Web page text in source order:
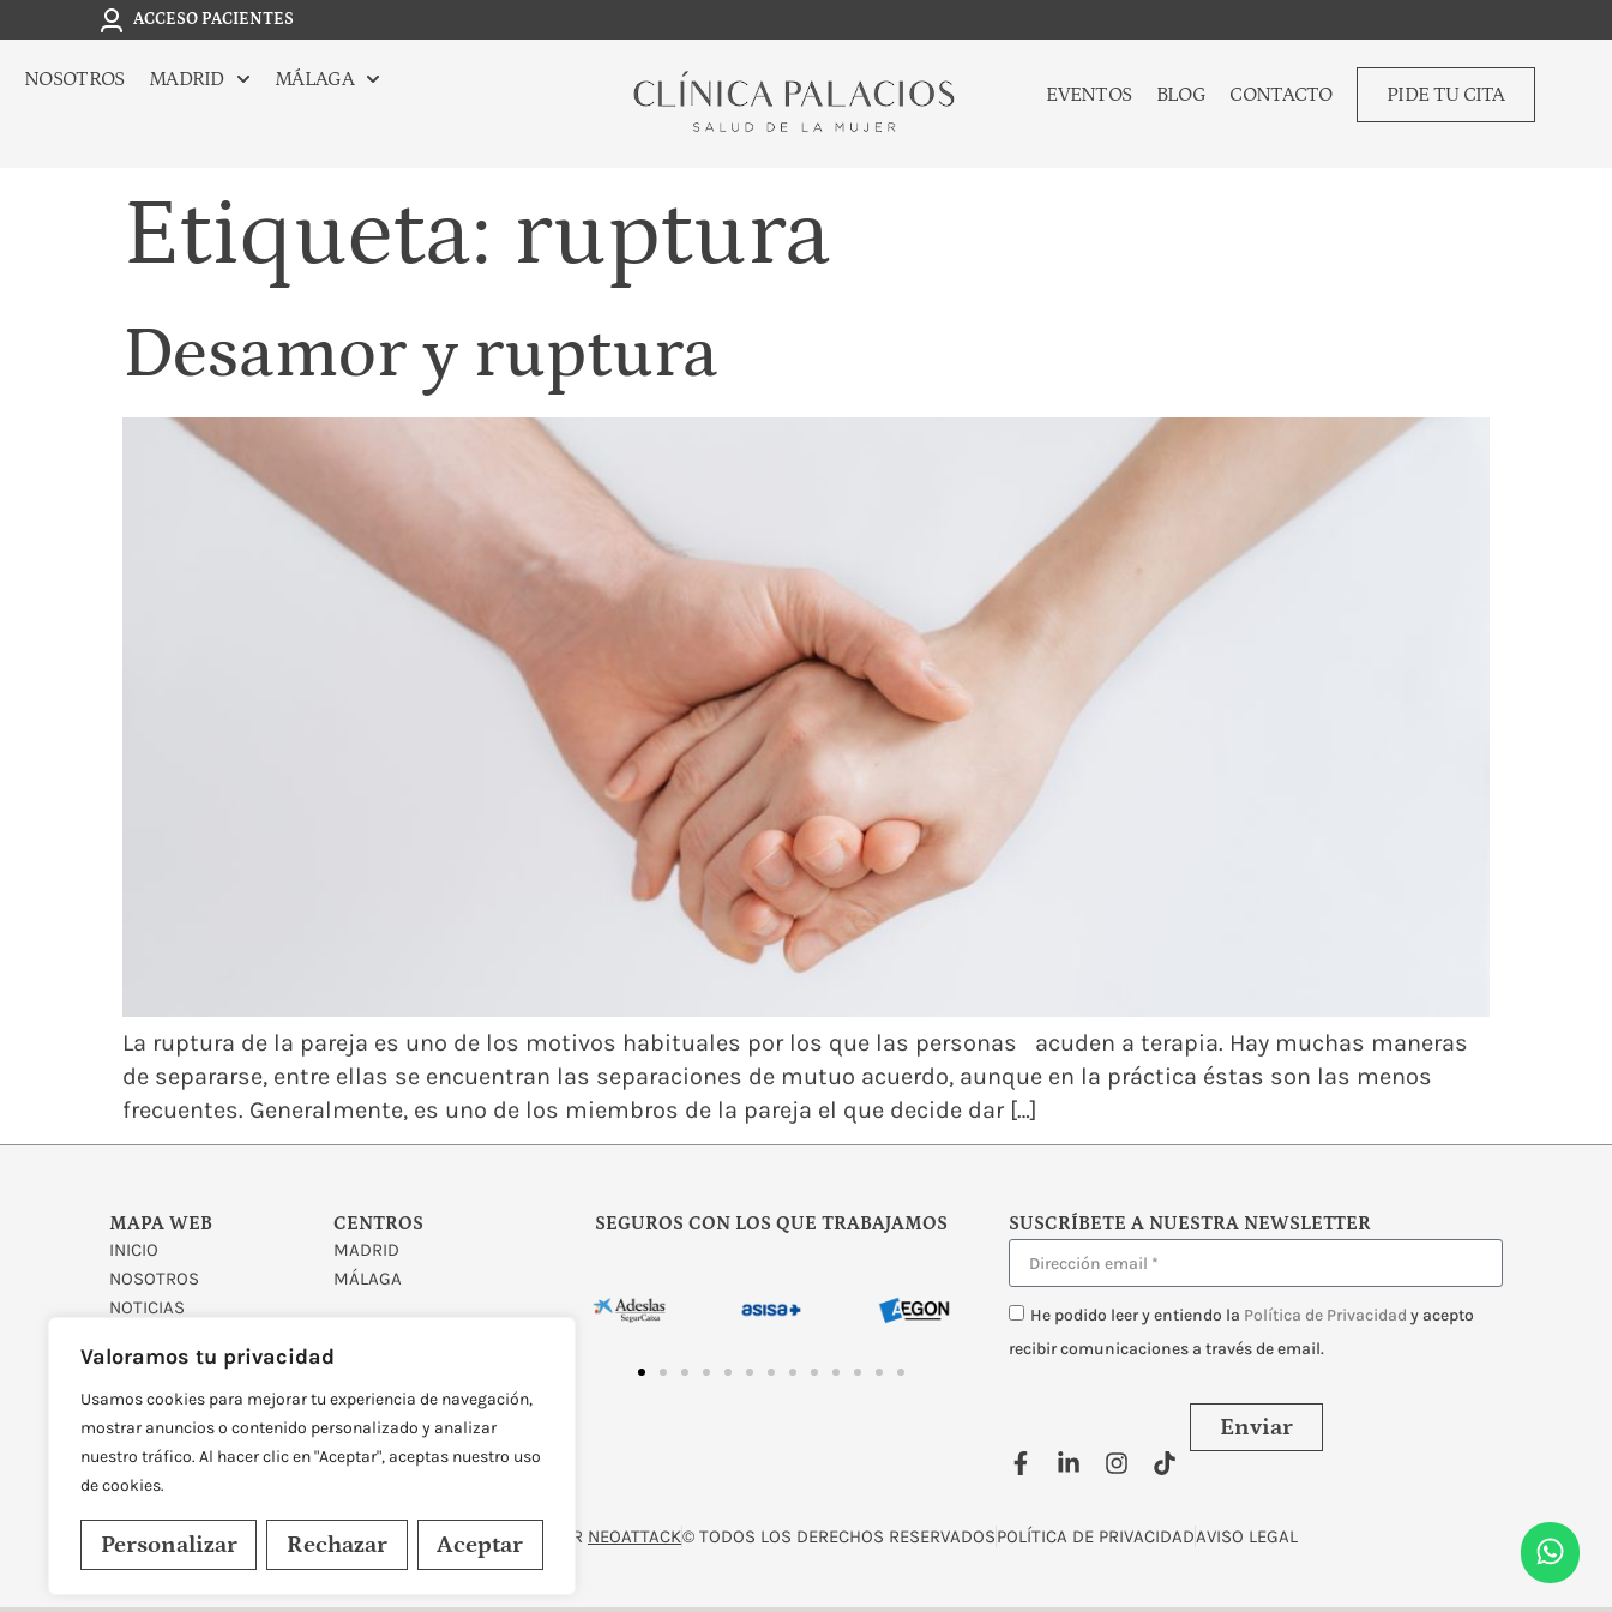
Valoramos tu privacidad
Usamos cookies para mejorar tu experiencia de navegación,
mostrar anuncios o contenido personalizado y analizar
nuestro tráfico. Al hacer clic en "Aceptar", aceptas nuestro uso
de cookies.
Personalizar Rechazar Aceptar
ACCESO PACIENTES
NOSOTROS MADRID MÁLAGA
EVENTOS BLOG CONTACTO PIDE TU CITA
Etiqueta: ruptura
Desamor y ruptura
La ruptura de la pareja es uno de los motivos habituales por los que las personas acuden a terapia. Hay muchas maneras
de separarse, entre ellas se encuentran las separaciones de mutuo acuerdo, aunque en la práctica éstas son las menos
frecuentes. Generalmente, es uno de los miembros de la pareja el que decide dar […]
MAPA WEB
INICIO
NOSOTROS
NOTICIAS
CENTROS
MADRID
MÁLAGA
SEGUROS CON LOS QUE TRABAJAMOS SUSCRÍBETE A NUESTRA NEWSLETTER
He podido leer y entiendo la Política de Privacidad y acepto
recibir comunicaciones a través de email.
Enviar
DISEÑADO Y DESARROLLADO POR NEOATTACK© TODOS LOS DERECHOS RESERVADOSPOLÍTICA DE PRIVACIDADAVISO LEGAL